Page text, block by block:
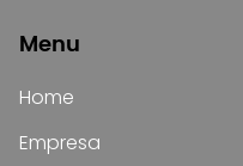
Menu
Home
Empresa